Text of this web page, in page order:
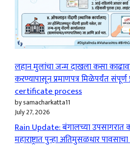
लहान मुलांचा जन्म दाखला कसा
करण्यापासून प्रमाणपत्र मिळेपर्यंत संपूर्ण
certificate process
by samacharkatta11
July 27, 2026
Rain Update: बंगालच्या उपसागरात
महाराष्ट्रात पुन्हा अतिमुसळधार